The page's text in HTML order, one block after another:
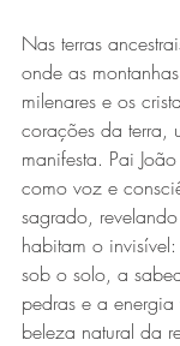
Nas terras
onde as
milenares e os
corações da terra,
manifesta. Pai
como voz e
sagrado,
habitam o
sob o solo, a
pedras e a energia
beleza natural da